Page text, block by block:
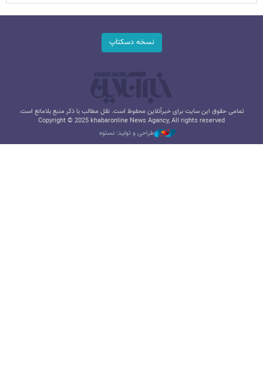
نسخه دسکتاپ
تمامی حقوق این سایت برای خبرآنلاین محفوظ است. نقل مطالب با ذکر منبع بلامانع است.
Copyright © 2025 khabaronline News Agancy, All rights reserved
طراحی و تولید: نستوه